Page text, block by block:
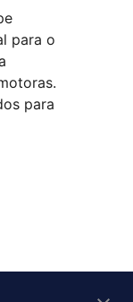
para o
para